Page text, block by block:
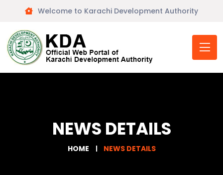
Welcome to Karachi Development Authority
NEWS DETAILS
HOME NEWS DETAILS